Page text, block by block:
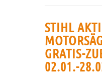
STIHL
GRATIS-
02.01.-